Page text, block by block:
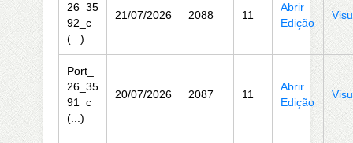
26_35
92_c
(...)
21/07/2026 2088 11
Abrir
Edição
Port_
26_35
91_c
(...)
20/07/2026 2087 11
Abrir
Edição